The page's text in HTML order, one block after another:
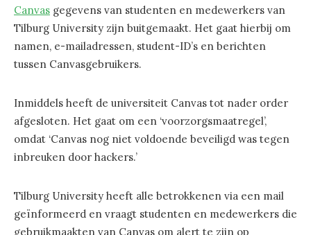
Canvas gegevens van studenten en medewerkers van
Tilburg University zijn buitgemaakt. Het gaat hierbij om
namen, e-mailadressen, student-ID’s en berichten
tussen Canvasgebruikers.
Inmiddels heeft de universiteit Canvas tot nader order
afgesloten. Het gaat om een ‘voorzorgsmaatregel’,
omdat ‘Canvas nog niet voldoende beveiligd was tegen
inbreuken door hackers.’
Tilburg University heeft alle betrokkenen via een mail
geïnformeerd en vraagt studenten en medewerkers die
gebruikmaakten van Canvas om alert te zijn op